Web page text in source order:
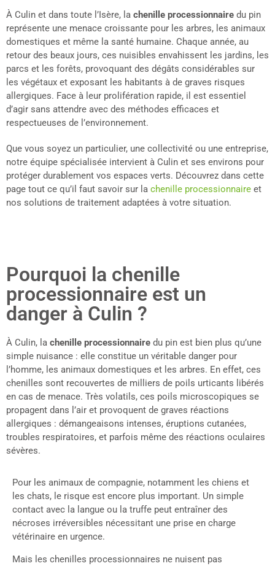
À Culin et dans toute l’Isère, la chenille processionnaire du pin
représente une menace croissante pour les arbres, les animaux
domestiques et même la santé humaine. Chaque année, au
retour des beaux jours, ces nuisibles envahissent les jardins, les
parcs et les forêts, provoquant des dégâts considérables sur
les végétaux et exposant les habitants à de graves risques
allergiques. Face à leur prolifération rapide, il est essentiel
d’agir sans attendre avec des méthodes efficaces et
respectueuses de l’environnement.
Que vous soyez un particulier, une collectivité ou une entreprise,
notre équipe spécialisée intervient à Culin et ses environs pour
protéger durablement vos espaces verts. Découvrez dans cette
page tout ce qu’il faut savoir sur la chenille processionnaire et
nos solutions de traitement adaptées à votre situation.
Pourquoi la chenille
processionnaire est un
danger à Culin ?
À Culin, la chenille processionnaire du pin est bien plus qu’une
simple nuisance : elle constitue un véritable danger pour
l’homme, les animaux domestiques et les arbres. En effet, ces
chenilles sont recouvertes de milliers de poils urticants libérés
en cas de menace. Très volatils, ces poils microscopiques se
propagent dans l’air et provoquent de graves réactions
allergiques : démangeaisons intenses, éruptions cutanées,
troubles respiratoires, et parfois même des réactions oculaires
sévères.
Pour les animaux de compagnie, notamment les chiens et
les chats, le risque est encore plus important. Un simple
contact avec la langue ou la truffe peut entraîner des
nécroses irréversibles nécessitant une prise en charge
vétérinaire en urgence.
Mais les chenilles processionnaires ne nuisent pas